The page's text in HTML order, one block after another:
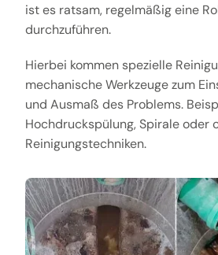
ist es ratsam, regelmäßig eine
durchzuführen.
Hierbei kommen spezielle
mechanische Werkzeuge zum
und Ausmaß des Problems.
Hochdruckspülung, Spirale oder
Reinigungstechniken.